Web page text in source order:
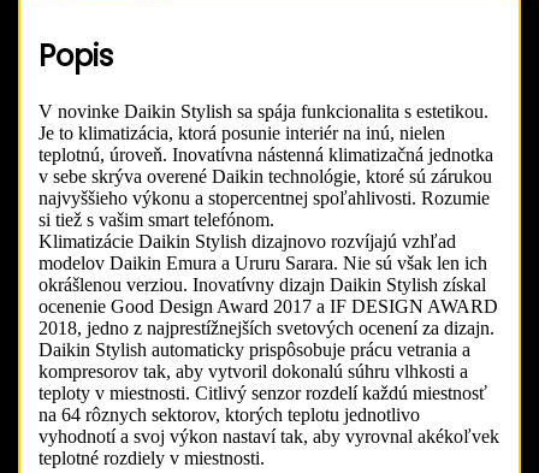
Popis
V novinke Daikin Stylish sa spája funkcionalita s estetikou.
Je to klimatizácia, ktorá posunie interiér na inú, nielen
teplotnú, úroveň. Inovatívna nástenná klimatizačná jednotka
v sebe skrýva overené Daikin technológie, ktoré sú zárukou
najvyššieho výkonu a stopercentnej spoľahlivosti. Rozumie
si tiež s vašim smart telefónom.
Klimatizácie Daikin Stylish dizajnovo rozvíjajú vzhľad
modelov Daikin Emura a Ururu Sarara. Nie sú však len ich
okrášlenou verziou. Inovatívny dizajn Daikin Stylish získal
ocenenie Good Design Award 2017 a IF DESIGN AWARD
2018, jedno z najprestížnejších svetových ocenení za dizajn.
Daikin Stylish automaticky prispôsobuje prácu vetrania a
kompresorov tak, aby vytvoril dokonalú súhru vlhkosti a
teploty v miestnosti. Citlivý senzor rozdelí každú miestnosť
na 64 rôznych sektorov, ktorých teplotu jednotlivo
vyhodnotí a svoj výkon nastaví tak, aby vyrovnal akékoľvek
teplotné rozdiely v miestnosti.